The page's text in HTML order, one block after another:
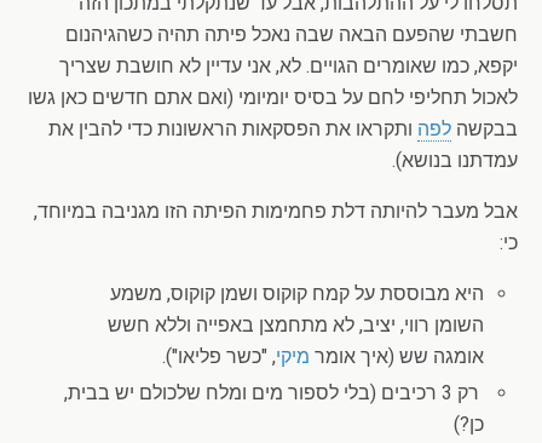
חשבתי שהפעם הבאה שבה נאכל פיתה תהיה כשהגיהנום
יקפא, כמו שאומרים הגויים. לא, אני עדיין לא חושבת שצריך
לאכול תחליפי לחם על בסיס יומיומי (ואם אתם חדשים כאן גשו
בבקשה לפה ותקראו את הפסקאות הראשונות כדי להבין את
עמדתנו בנושא).
אבל מעבר להיותה דלת פחמימות הפיתה הזו מגניבה במיוחד,
כי:
היא מבוססת על קמח קוקוס ושמן קוקוס, משמע
השומן רווי, יציב, לא מתחמצן באפייה וללא חשש
אומגה שש (איך אומר מיקי, "כשר פליאו").
רק 3 רכיבים (בלי לספור מים ומלח שלכולם יש בבית,
כן?)